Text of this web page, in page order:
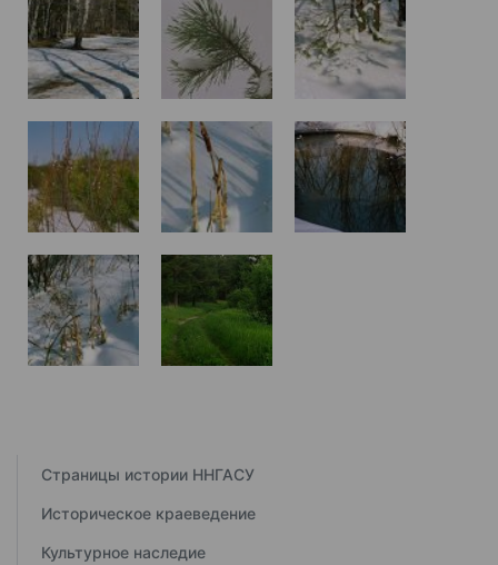
Страницы истории ННГАСУ
Историческое краеведение
Культурное наследие